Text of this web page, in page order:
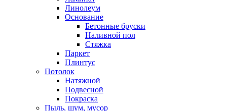
Линолеум
Основание
Бетонные бруски
Наливной пол
Стяжка
Паркет
Плинтус
Потолок
Натяжной
Подвесной
Покраска
Пыль, шум, мусор